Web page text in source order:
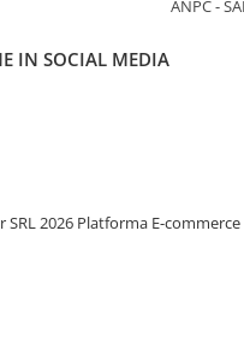
ANPC -
IN SOCIAL MEDIA
2026 Platforma E-commerce